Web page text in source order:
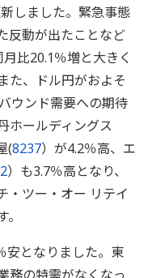
しました。緊急事態
反動が出たことなど
比20.1％増と大きく
た、ドル円がおよそ
ウンド需要への期待
ホールディングス
(8237）が4.2％高、エ
）も3.7％高となり、
・ツー・オー リテイ
安となりました。東